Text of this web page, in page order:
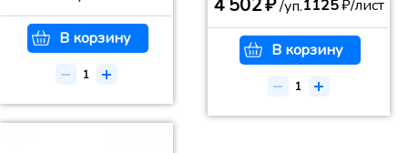
В корзину
4 502 ₽/уп.1125₽/лист
В корзину